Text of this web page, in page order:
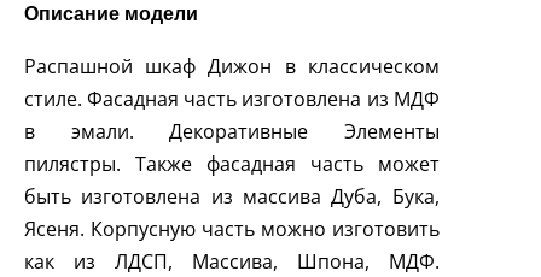
Описание модели
Распашной шкаф Дижон в классическом
стиле. Фасадная часть изготовлена из МДФ
в эмали. Декоративные Элементы
пилястры. Также фасадная часть может
быть изготовлена из массива Дуба, Бука,
Ясеня. Корпусную часть можно изготовить
как из ЛДСП, Массива, Шпона, МДФ.